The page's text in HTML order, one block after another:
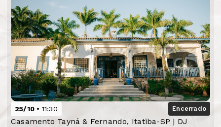
25/10 11:30 Encerrado
Casamento Tayná & Fernando, Itatiba-SP | DJ